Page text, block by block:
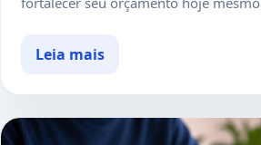
Leia mais